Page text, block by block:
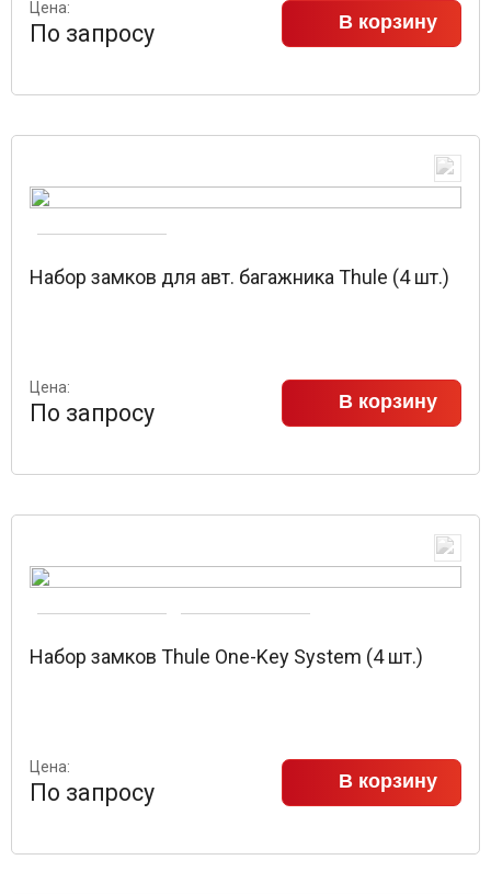
Цена:
По запросу В корзину
Набор замков для авт. багажника Thule (4 шт.)
Цена:
По запросу В корзину
Набор замков Thule One-Key System (4 шт.)
Цена:
По запросу В корзину